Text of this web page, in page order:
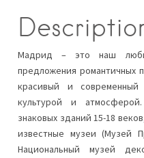
Мадрид – это наш
предложения романтичных
красивый и
культурой и
знаковых зданий 15-18
известные музеи (Музей
Национальный музей